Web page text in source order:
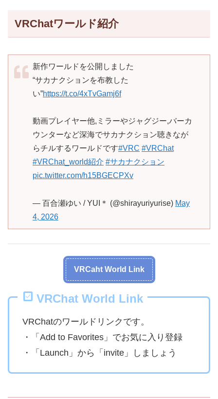
VRChatワールド紹介
新作ワールドを公開しました
“サカナクションを布教した
い”https://t.co/4xTvGamj6f
動画プレイヤー他,ミラーやジャグジー,バーカ
ウンターなど深海でサカナクション聴きなが
らチルするワールドです#VRC #VRChat
#VRChat_world紹介 #サカナクション
pic.twitter.com/h15BGECPXv
— 百合瀬ゆい / YUI＊ (@shirayuriyurise) May
4, 2026
VRCaht World Link
VRChat World Link
VRChatのワールドリンクです。
・「Add to Favorites」でお気に入り登録
・「Launch」から「invite」しましょう